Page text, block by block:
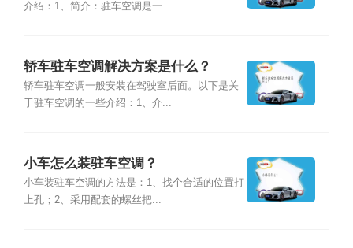
介绍：1、简介：驻车空调是一...
轿车驻车空调解决方案是什么？
轿车驻车空调一般安装在驾驶室后面。以下是关
于驻车空调的一些介绍：1、介...
小车怎么装驻车空调？
小车装驻车空调的方法是：1、找个合适的位置打
上孔；2、采用配套的螺丝把...